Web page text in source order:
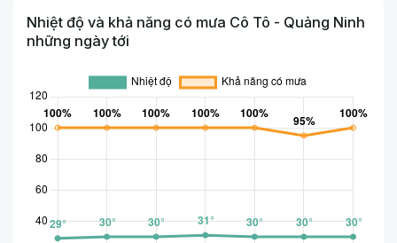
Nhiệt độ và khả năng có mưa Cô Tô - Quảng Ninh
những ngày tới